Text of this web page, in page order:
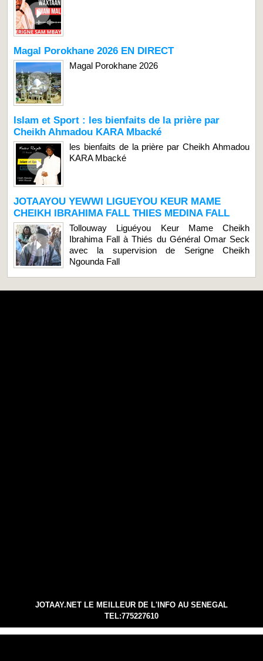
Magal Porokhane 2026 EN DIRECT
Magal Porokhane 2026
Islam et Sport : les bienfaits de la prière par
Cheikh Ahmadou KARA Mbacké
les bienfaits de la prière par Cheikh Ahmadou
KARA Mbacké
JOTAAYOU YEWWI LIGUEYOU KEUR MAME
CHEIKH IBRAHIMA FALL THIES MEDINA FALL
Tollouway Liguéyou Keur Mame Cheikh
Ibrahima Fall à Thiés du Général Omar Seck
avec la supervision de Serigne Cheikh
Ngounda Fall
JOTAAY.NET LE MEILLEUR DE L'INFO AU SENEGAL
TEL:775227610